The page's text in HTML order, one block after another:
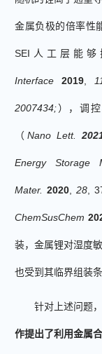
金属负极的倍率性
SEI 人工层能
Interface 2019
2007434;），调
（ Nano Lett.
Energy Storage
Mater. 2020 ,28 ,
ChemSusChem
装， 金属锂对湿度
也受到其临界组装
针对上述问题，
作提出了利用金属